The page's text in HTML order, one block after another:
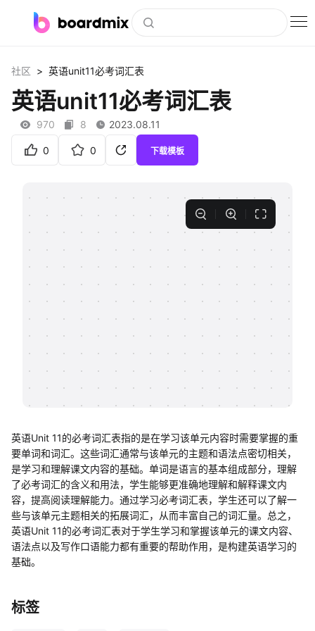
社区资源
下载
私有化部署
帮助中心
社区 > 英语unit11必考词汇表
英语unit11必考词汇表
970 8 2023.08.11
0 0 下载模板
英语Unit 11的必考词汇表指的是在学习该单元内容时需要掌握的重
要单词和词汇。这些词汇通常与该单元的主题和语法点密切相关，
是学习和理解课文内容的基础。单词是语言的基本组成部分，理解
了必考词汇的含义和用法，学生能够更准确地理解和解释课文内
容，提高阅读理解能力。通过学习必考词汇表，学生还可以了解一
些与该单元主题相关的拓展词汇，从而丰富自己的词汇量。总之，
英语Unit 11的必考词汇表对于学生学习和掌握该单元的课文内容、
语法点以及写作口语能力都有重要的帮助作用，是构建英语学习的
基础。
标签